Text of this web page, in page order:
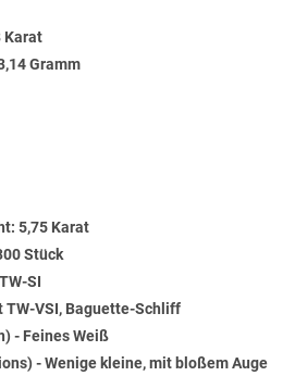
Karat
Gramm
5,75 Karat
Stück
SI
TW-VSI, Baguette-Schliff
- Feines Weiß
- Wenige kleine, mit bloßem Auge